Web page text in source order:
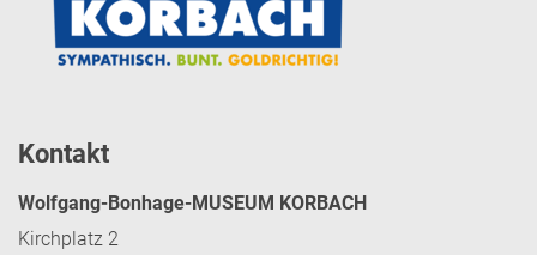
Kontakt
Wolfgang-Bonhage-MUSEUM KORBACH
Kirchplatz 2